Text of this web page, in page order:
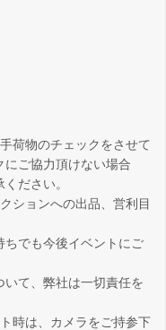
荷物のチェックをさせて
ご協力頂けない場合
ださい。
ションへの出品、営利目
でも今後イベントにご
て、弊社は一切責任を
時は、カメラをご持参下